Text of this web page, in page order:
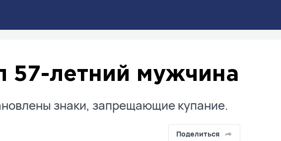
57-летний мужчина
знаки, запрещающие купание.
Поделиться